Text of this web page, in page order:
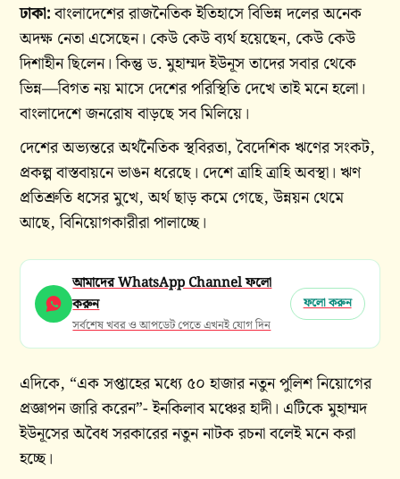
ঢাকা:বাংলাদেশের রাজনৈতিক ইতিহাসে বিভিন্ন দলের অনেক
অদক্ষ নেতা এসেছেন। কেউ কেউ ব্যর্থ হয়েছেন, কেউ কেউ
দিশাহীন ছিলেন। কিন্তু ড. মুহাম্মদ ইউনূস তাদের সবার থেকে
ভিন্ন—বিগত নয় মাসে দেশের পরিস্থিতি দেখে তাই মনে হলো।
বাংলাদেশে জনরোষ বাড়ছে সব মিলিয়ে।
দেশের অভ্যন্তরে অর্থনৈতিক স্থবিরতা, বৈদেশিক ঋণের সংকট,
প্রকল্প বাস্তবায়নে ভাঙন ধরেছে। দেশে ত্রাহি ত্রাহি অবস্থা। ঋণ
প্রতিশ্রুতি ধসের মুখে, অর্থ ছাড় কমে গেছে, উন্নয়ন থেমে
আছে, বিনিয়োগকারীরা পালাচ্ছে।
আমাদের WhatsApp Channel ফলো
করুন
সর্বশেষ খবর ও আপডেট পেতে এখনই যোগ দিন
ফলো করুন
এদিকে, “এক সপ্তাহের মধ্যে ৫০ হাজার নতুন পুলিশ নিয়োগের
প্রজ্ঞাপন জারি করেন”- ইনকিলাব মঞ্চের হাদী। এটিকে মুহাম্মদ
ইউনূসের অবৈধ সরকারের নতুন নাটক রচনা বলেই মনে করা
হচ্ছে।